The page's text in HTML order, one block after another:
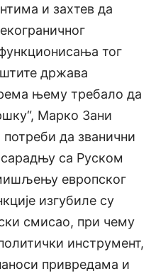
и захтев да
тог
држава
њему требало да
Марко Зани
да званични
са Руском
европског
изгубиле су
смисао, при чему
инструмент,
привредама и